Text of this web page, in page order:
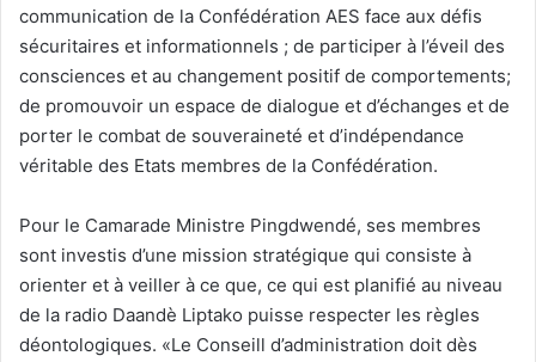
communication de la Confédération AES face aux défis
sécuritaires et informationnels ; de participer à l’éveil des
consciences et au changement positif de comportements;
de promouvoir un espace de dialogue et d’échanges et de
porter le combat de souveraineté et d’indépendance
véritable des Etats membres de la Confédération.
Pour le Camarade Ministre Pingdwendé, ses membres
sont investis d’une mission stratégique qui consiste à
orienter et à veiller à ce que, ce qui est planifié au niveau
de la radio Daandè Liptako puisse respecter les règles
déontologiques. «Le Conseill d’administration doit dès